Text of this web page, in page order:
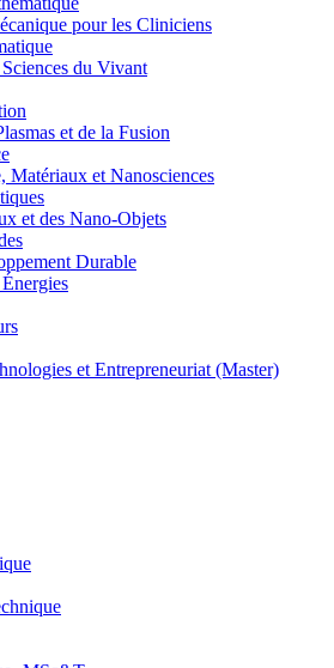
pour les Cliniciens
du Vivant
et de la Fusion
et Nanosciences
et des Nano-Objets
Durable
et Entrepreneuriat (Master)